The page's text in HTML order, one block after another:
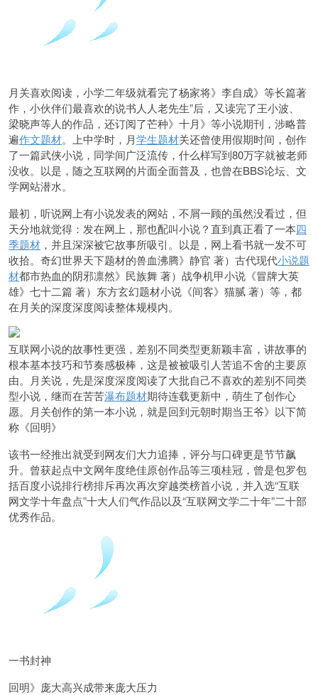
月关喜欢阅读，小学二年级就看完了杨家将》李自成》等长篇著
作，小伙伴们最喜欢的说书人人老先生”后，又读完了王小波、
梁晓声等人的作品，还订阅了芒种》十月》等小说期刊，涉略普
遍作文题材。上中学时，月学生题材关还曾使用假期时间，创作
了一篇武侠小说，同学间广泛流传，什么样写到80万字就被老师
没收。以是，随之互联网的片面全面普及，也曾在BBS论坛、文
学网站潜水。
最初，听说网上有小说发表的网站，不屑一顾的虽然没看过，但
天分地就觉得：发在网上，那也配叫小说？直到真正看了一本四
季题材 ，并且深深被它故事所吸引。以是，网上看书就一发不可
收拾。奇幻世界天下题材的兽血沸腾》静官 著）古代现代小说题
材都市热血的阴邪凛然》民族舞 著）战争机甲小说《冒牌大英
雄》七十二篇 著）东方玄幻题材小说《间客》猫腻 著）等，都
在月关的深度深度阅读整体规模内。
互联网小说的故事性更强，差别不同类型更新颖丰富，讲故事的
根本基本技巧和节奏感极棒，这是被被吸引人苦追不舍的主要原
由。月关说，先是深度深度阅读了大批自己不喜欢的差别不同类
型小说，继而在苦苦瀑布题材期待连载更新中，萌生了创作心
愿。
月关创作的第一本小说，就是回到元朝时期当王爷》以下简
称《回明》
该书一经推出就受到网友们大力追捧，评分与口碑更是节节飙
升。曾获起点中文网年度绝佳原创作品等三项桂冠，曾是包罗包
括百度小说排行榜排斥再次再次穿越类榜首小说，并入选“互联
网文学十年盘点”十大人们气作品以及“互联网文学二十年”二十部
优秀作品。
一书封神
回明》庞大高兴成带来庞大压力